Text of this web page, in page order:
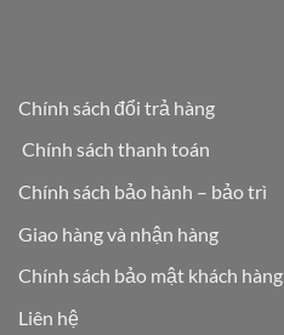
Chính sách đổi trả hàng
Chính sách thanh toán
Chính sách bảo hành – bảo trì
Giao hàng và nhận hàng
Chính sách bảo mật khách hàng
Liên hệ